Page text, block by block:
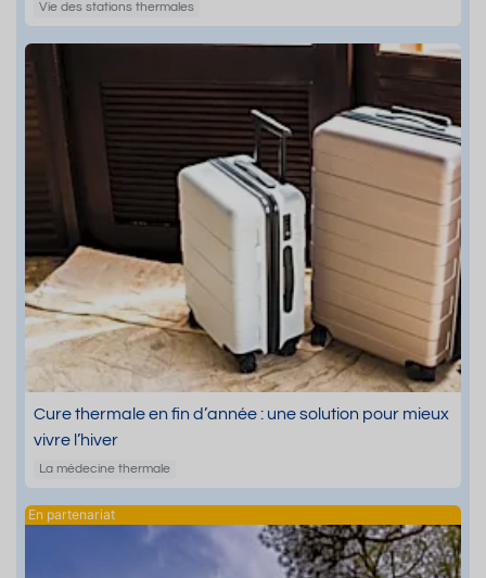
Vie des stations thermales
Cure thermale en fin d’année : une solution pour mieux
vivre l’hiver
La médecine thermale